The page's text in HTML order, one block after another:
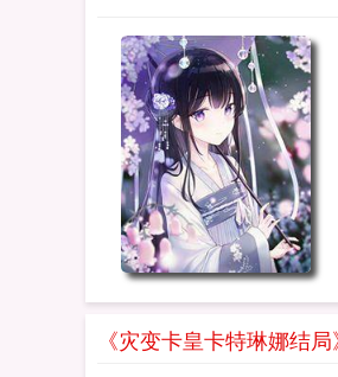
《灾变卡皇卡特琳娜结